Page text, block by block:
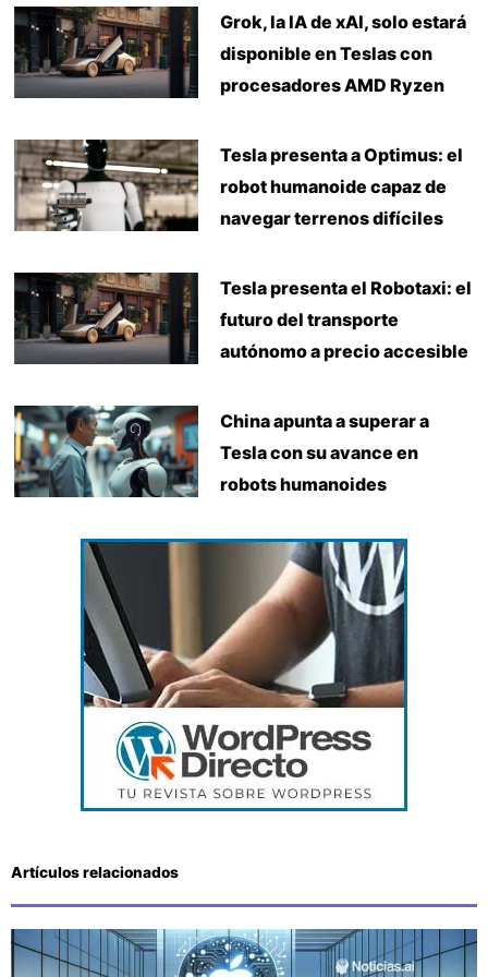
Grok, la IA de xAI, solo estará
disponible en Teslas con
procesadores AMD Ryzen
Tesla presenta a Optimus: el
robot humanoide capaz de
navegar terrenos difíciles
Tesla presenta el Robotaxi: el
futuro del transporte
autónomo a precio accesible
China apunta a superar a
Tesla con su avance en
robots humanoides
Artículos relacionados